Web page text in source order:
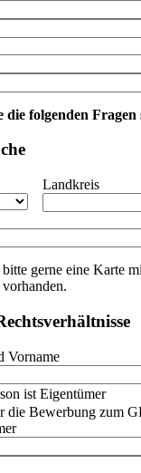
die folgenden Fragen
Landkreis
gerne eine Karte
Vorname
ist Eigentümer
die Bewerbung zum